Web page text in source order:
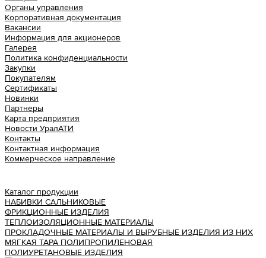
Органы управления
Корпоративная документация
Вакансии
Информация для акционеров
Галерея
Политика конфиденциальности
Закупки
Покупателям
Сертификаты
Новинки
Партнеры
Карта предприятия
Новости УралАТИ
Контакты
Контактная информация
Коммерческое направление
Каталог продукции
НАБИВКИ САЛЬНИКОВЫЕ
ФРИКЦИОННЫЕ ИЗДЕЛИЯ
ТЕПЛОИЗОЛЯЦИОННЫЕ МАТЕРИАЛЫ
ПРОКЛАДОЧНЫЕ МАТЕРИАЛЫ И ВЫРУБНЫЕ ИЗДЕЛИЯ ИЗ НИХ
МЯГКАЯ ТАРА ПОЛИПРОПИЛЕНОВАЯ
ПОЛИУРЕТАНОВЫЕ ИЗДЕЛИЯ